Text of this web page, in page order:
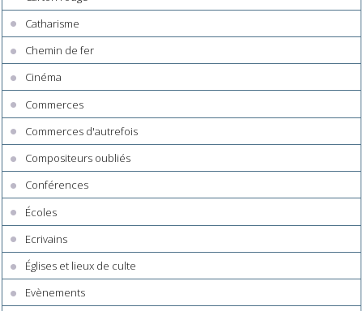
Catharisme
Chemin de fer
Cinéma
Commerces
Commerces d'autrefois
Compositeurs oubliés
Conférences
Écoles
Ecrivains
Églises et lieux de culte
Evènements